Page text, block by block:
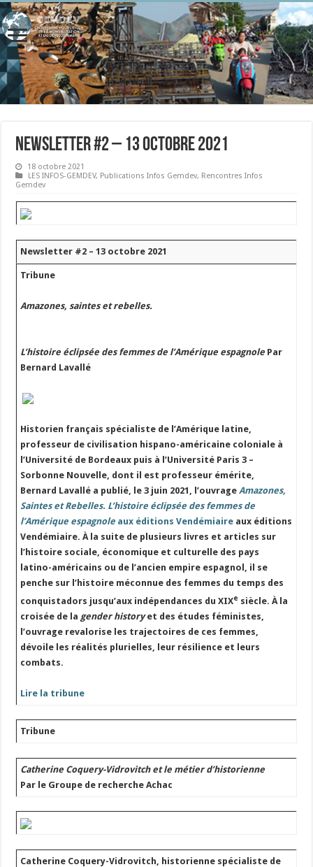
Newsletter #2 – 13 octobre 2021
18 octobre 2021
LES INFOS-GEMDEV, Publications Infos Gemdev, Rencontres Infos
Gemdev
Newsletter #2 – 13 octobre 2021
Tribune
Amazones, saintes et rebelles.
L’histoire éclipsée des femmes de l’Amérique espagnole Par
Bernard Lavallé
Historien français spécialiste de l’Amérique latine,
professeur de civilisation hispano-américaine coloniale à
l’Université de Bordeaux puis à l’Université Paris 3 –
Sorbonne Nouvelle, dont il est professeur émérite,
Bernard Lavallé a publié, le 3 juin 2021, l’ouvrageAmazones,
Saintes et Rebelles. L’histoire éclipsée des femmes de
l’Amérique espagnole aux éditions Vendémiaire aux éditions
Vendémiaire. À la suite de plusieurs livres et articles sur
l’histoire sociale, économique et culturelle des pays
latino-américains ou de l’ancien empire espagnol, il se
penche sur l’histoire méconnue des femmes du temps des
conquistadors jusqu’aux indépendances du XIXe siècle. À la
croisée de la gender historyet des études féministes,
l’ouvrage revalorise les trajectoires de ces femmes,
dévoile les réalités plurielles, leur résilience et leurs
combats.
Lire la tribune
Tribune
Catherine Coquery-Vidrovitch et le métier d’historienne
Par le Groupe de recherche Achac
Catherine Coquery-Vidrovitch, historienne spécialiste de